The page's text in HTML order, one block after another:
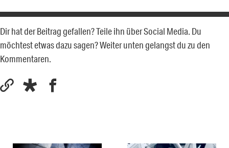
Dir hat der Beitrag gefallen? Teile ihn über Social Media. Du
möchtest etwas dazu sagen? Weiter unten gelangst du zu den
Kommentaren.